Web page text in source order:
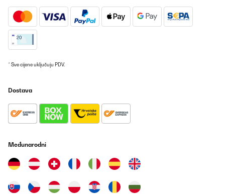
* Sve cijene uključuju PDV.
Dostava
Međunarodni